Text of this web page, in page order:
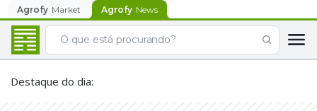
Agrofy Market Agrofy News
Destaque do dia: